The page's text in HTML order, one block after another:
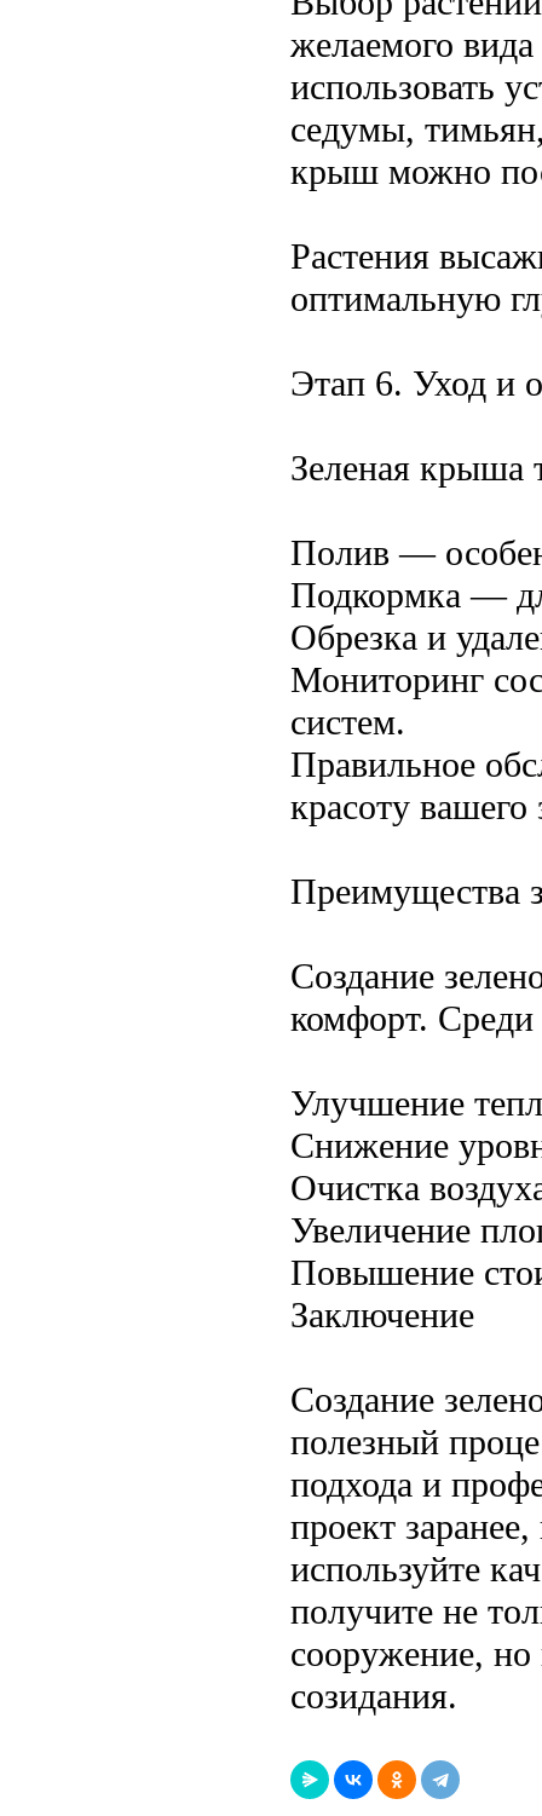
желаемого
использовать
седумы,
крыш можно
Растения
оптимальную
Этап 6. Уход и
Зеленая крыша
Полив —
Подкормка —
Обрезка и
Мониторинг
систем.
Правильное
красоту
Преимущества
Создание
комфорт.
Улучшение
Снижение
Очистка
Увеличение
Повышение
Заключение
Создание
полезный
подхода и
проект
используйте
получите не
сооружение,
созидания.